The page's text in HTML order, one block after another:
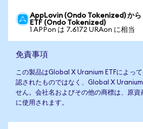
AppLovin (Ondo Tokenized) か
ETF (Ondo Tokenized)
1 APPon は 7.6172 URAon に相当
免責事項
この製品はGlobal X Uranium ETFによっ
認されたものではなく、Global X Uranium
せん。会社名およびその他の商標は、原資
に使用されます。